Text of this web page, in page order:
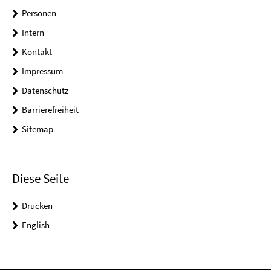
Personen
Intern
Kontakt
Impressum
Datenschutz
Barrierefreiheit
Sitemap
Diese Seite
Drucken
English